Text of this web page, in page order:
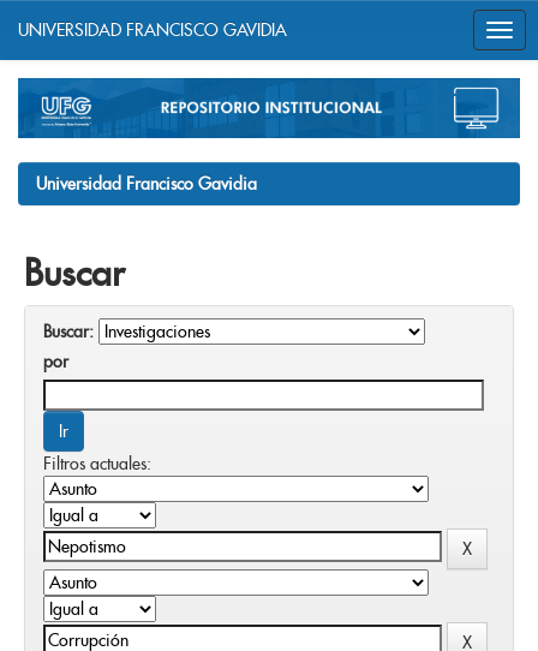
navigation
UNIVERSIDAD FRANCISCO GAVIDIA
Universidad Francisco Gavidia
Buscar
Buscar:
por
Filtros actuales: